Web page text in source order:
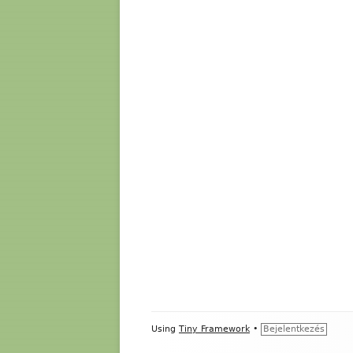
Footer
Using Tiny Framework • Bejelentkezés